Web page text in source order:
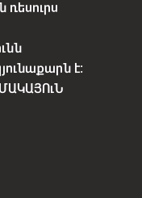
ռեսուրս
է: